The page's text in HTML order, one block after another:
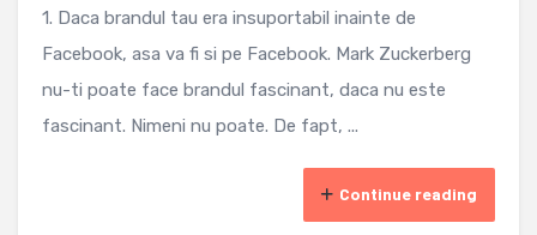
1. Daca brandul tau era insuportabil inainte de
Facebook, asa va fi si pe Facebook. Mark Zuckerberg
nu-ti poate face brandul fascinant, daca nu este
fascinant. Nimeni nu poate. De fapt, ...
Continue reading